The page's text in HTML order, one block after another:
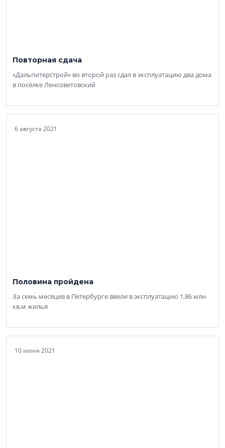
Повторная сдача
«Дальпитерстрой» во второй раз сдал в эксплуатацию два дома
в посёлке Ленсоветовский
6 августа 2021
Половина пройдена
За семь месяцев в Петербурге ввели в эксплуатацию 1,86 млн
кв.м жилья
10 июня 2021